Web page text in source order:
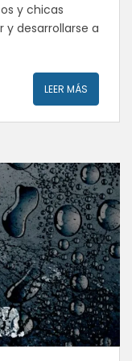
y chicas
desarrollarse a
LEER MÁS